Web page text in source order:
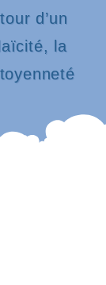
d’un
la